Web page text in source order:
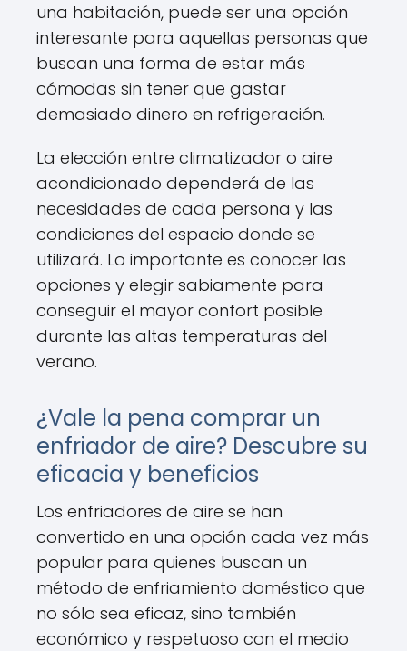
una habitación, puede ser una opción
interesante para aquellas personas que
buscan una forma de estar más
cómodas sin tener que gastar
demasiado dinero en refrigeración.
La elección entre climatizador o aire
acondicionado dependerá de las
necesidades de cada persona y las
condiciones del espacio donde se
utilizará. Lo importante es conocer las
opciones y elegir sabiamente para
conseguir el mayor confort posible
durante las altas temperaturas del
verano.
¿Vale la pena comprar un
enfriador de aire? Descubre su
eficacia y beneficios
Los enfriadores de aire se han
convertido en una opción cada vez más
popular para quienes buscan un
método de enfriamiento doméstico que
no sólo sea eficaz, sino también
económico y respetuoso con el medio